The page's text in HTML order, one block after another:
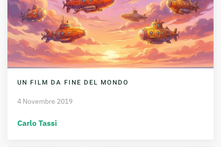
UN FILM DA FINE DEL MONDO
4 Novembre 2019
Carlo Tassi